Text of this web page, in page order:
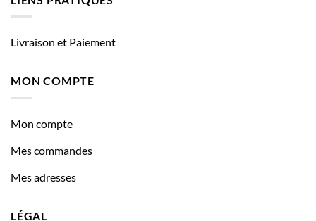
Livraison et Paiement
MON COMPTE
Mon compte
Mes commandes
Mes adresses
LÉGAL